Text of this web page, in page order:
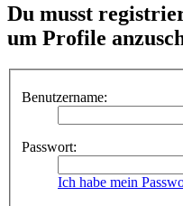
Du musst
um Profile
Benutzername:
Passwort:
Ich habe mein